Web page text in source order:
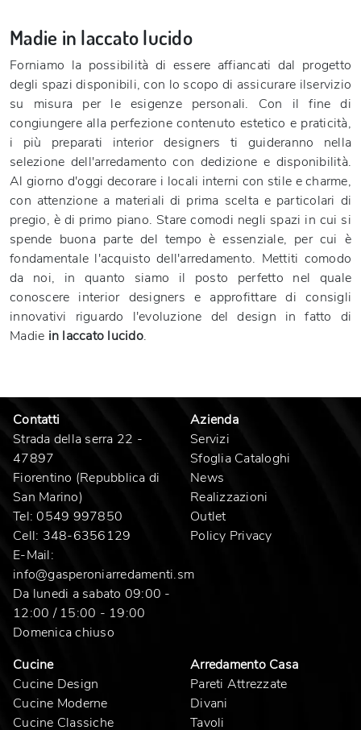
Madie in laccato lucido
Forniamo la possibilità di essere affiancati dal progetto
degli spazi disponibili, con lo scopo di assicurare ilservizio
su misura per le esigenze personali. Con il fine di
congiungere alla perfezione contenuto estetico e praticità,
i più preparati interior designers ti guideranno nella
selezione dell'arredamento con dedizione e disponibilità.
Al giorno d'oggi decorare i locali interni con stile e charme,
con attenzione a materiali di prima scelta e particolari di
pregio, è di primo piano. Stare comodi negli spazi in cui si
spende buona parte del tempo è essenziale, per cui è
fondamentale l'acquisto dell'arredamento. Mettiti comodo
da noi, in quanto siamo il posto perfetto nel quale
conoscere interior designers e approfittare di consigli
innovativi riguardo l'evoluzione del design in fatto di
Madie in laccato lucido.
Contatti
Strada della serra 22 -
47897
Fiorentino (Repubblica di
San Marino)
Tel: 0549 997850
Cell: 348-6356129
E-Mail:
info@gasperoniarredamenti.sm
Da lunedi a sabato 09:00 -
12:00 / 15:00 - 19:00
Domenica chiuso
Azienda
Servizi
Sfoglia Cataloghi
News
Realizzazioni
Outlet
Policy Privacy
Cucine
Cucine Design
Cucine Moderne
Cucine Classiche
Arredamento Casa
Pareti Attrezzate
Divani
Tavoli